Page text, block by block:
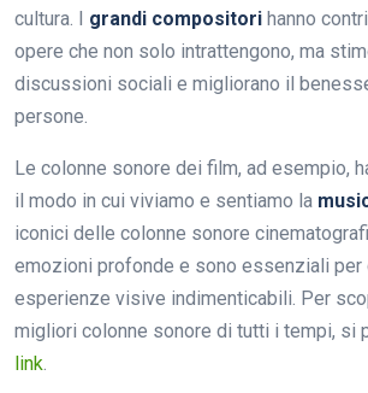
cultura. I grandi compositori hanno
opere che non solo intrattengono, ma
discussioni sociali e migliorano il
persone.
Le colonne sonore dei film, ad esempio,
il modo in cui viviamo e sentiamo la
iconici delle colonne sonore
emozioni profonde e sono essenziali per
esperienze visive indimenticabili. Per
migliori colonne sonore di tutti i tempi, si
link.